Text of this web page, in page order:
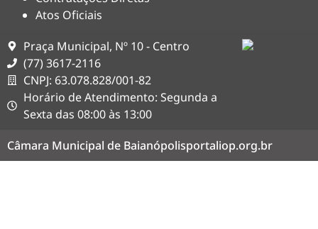
Atos Oficiais
Praça Municipal, Nº 10 - Centro
(77) 3617-2116
CNPJ: 63.078.828/001-82
Horário de Atendimento: Segunda a
Sexta das 08:00 às 13:00
Câmara Municipal de Baianópolisportaliop.org.br